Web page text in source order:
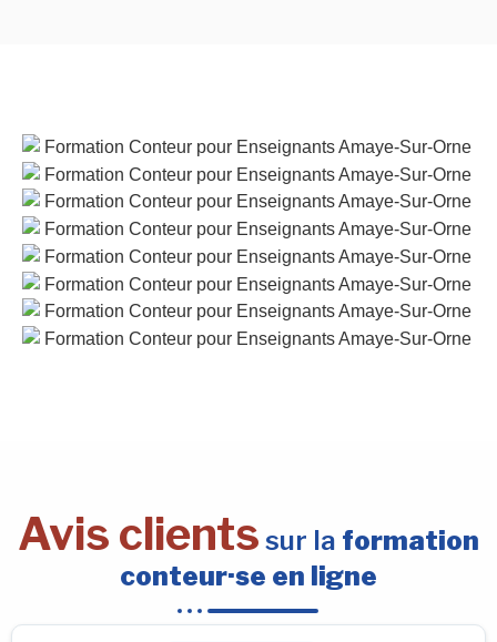
Avis clients sur la formation
conteur·se en ligne